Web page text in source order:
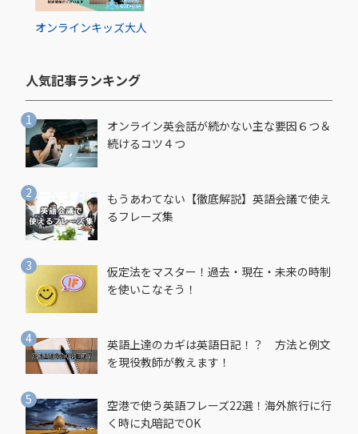
オンラインキッズ大人
人気記事ランキング​
オンライン英会話が続かない主な要因６つ＆
続けるコツ４つ
もうあわてない【徹底解説】英語会議で使え
るフレーズ集
仮定法をマスター！過去・現在・未来の時制
を使いこなそう！
英語上達のカギは英語日記！？ 方法と例文
を現役教師が教えます！
空港で使う英語フレーズ22選！海外旅行に行
く時に丸暗記でOK